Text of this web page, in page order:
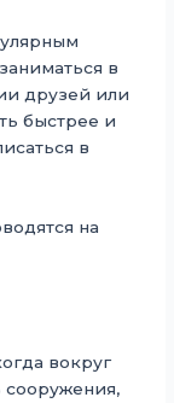
в
друзей или
быстрее и
в
на
вокруг
сооружения,